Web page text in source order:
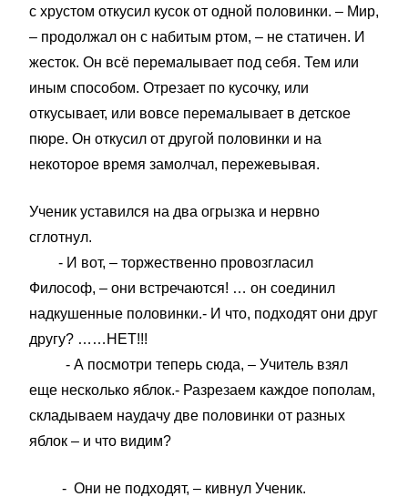
с хрустом откусил кусок от одной половинки. – Мир,
– продолжал он с набитым ртом, – не статичен. И
жесток. Он всё перемалывает под себя. Тем или
иным способом. Отрезает по кусочку, или
откусывает, или вовсе перемалывает в детское
пюре. Он откусил от другой половинки и на
некоторое время замолчал, пережевывая.
Ученик уставился на два огрызка и нервно
сглотнул.
- И вот, – торжественно провозгласил
Философ, – они встречаются! … он соединил
надкушенные половинки.- И что, подходят они друг
другу? ……HET!!!
- А посмотри теперь сюда, – Учитель взял
еще несколько яблок.- Разрезаем каждое пополам,
складываем наудачу две половинки от разных
яблок – и что видим?
- Они не подходят, – кивнул Ученик.